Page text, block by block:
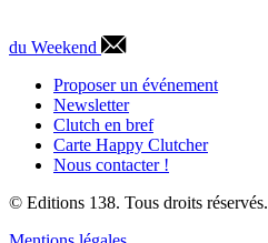
du Weekend
Proposer un événement
Newsletter
Clutch en bref
Carte Happy Clutcher
Nous contacter !
© Editions 138. Tous droits réservés.